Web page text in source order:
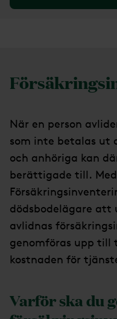
När en person
som inte betalas ut
och anhöriga kan
berättigade till.
dödsbodelägare att
avlidnas
genomföras upp till
kostnaden för
Varför ska du